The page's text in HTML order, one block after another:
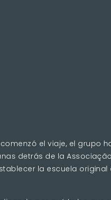
el viaje, el grupo
detrás de la
la escuela